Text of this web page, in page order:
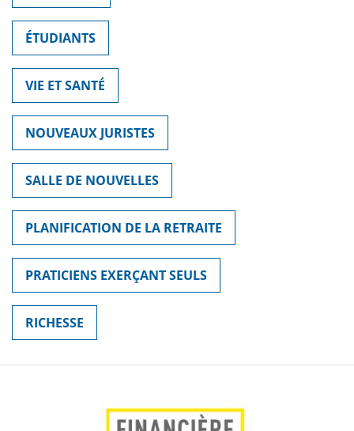
ÉTUDIANTS
VIE ET SANTÉ
NOUVEAUX JURISTES
SALLE DE NOUVELLES
PLANIFICATION DE LA RETRAITE
PRATICIENS EXERÇANT SEULS
RICHESSE